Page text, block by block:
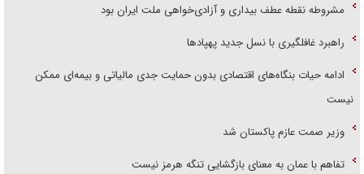
مشروطه نقطه عطف بیداری و آزادی‌خواهی ملت ایران بود
راهبرد غافلگیری با نسل جدید پهپاد‌ها
ادامه حیات بنگاه‌های اقتصادی بدون حمایت جدی مالیاتی و بیمه‌ای ممکن
نیست
وزیر صمت عازم پاکستان شد
تفاهم با عمان به معنای بازگشایی تنگه هرمز نیست